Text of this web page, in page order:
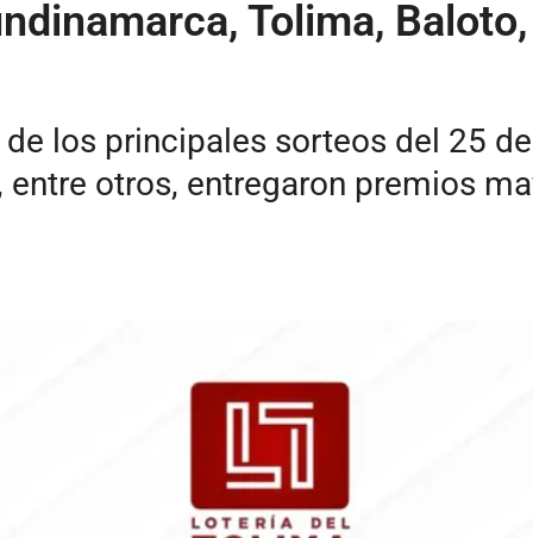
Tolima,
los principales sorteos del 25
otros, entregaron premios